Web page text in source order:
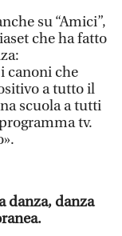
su “Amici”,
che ha fatto
canoni che
a tutto il
scuola a tutti
tv.
danza, danza